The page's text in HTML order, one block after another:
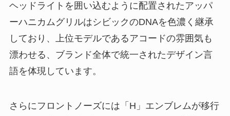
ヘッドライトを囲い込むように配置されたアッパ
ーハニカムグリルはシビックのDNAを色濃く継承
しており、上位モデルであるアコードの雰囲気も
漂わせる、ブランド全体で統一されたデザイン言
語を体現しています。
さらにフロントノーズには「H」エンブレムが移行